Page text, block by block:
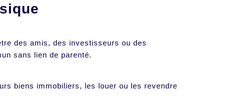
des amis, des investisseurs ou des
sans lien de parenté.
biens immobiliers, les louer ou les revendre